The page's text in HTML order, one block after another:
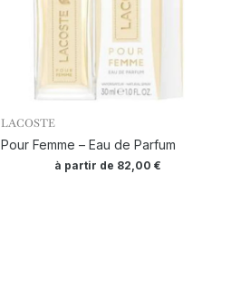
LACOSTE
Pour Femme – Eau de Parfum
à partir de 82,00€